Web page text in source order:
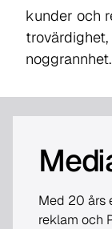
kunder och
noggrannhet.
Med 20 års
reklam och